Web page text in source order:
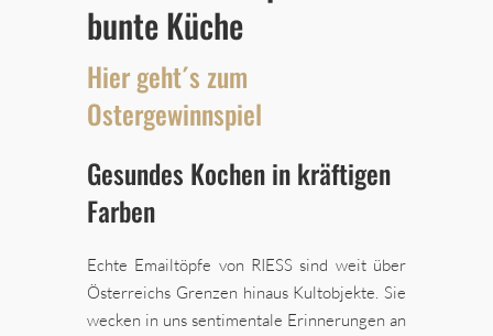
bunte Küche
Hier geht´s zum
Ostergewinnspiel
Gesundes Kochen in kräftigen
Farben
Echte Emailtöpfe von RIESS sind weit über
Österreichs Grenzen hinaus Kultobjekte. Sie
wecken in uns sentimentale Erinnerungen an